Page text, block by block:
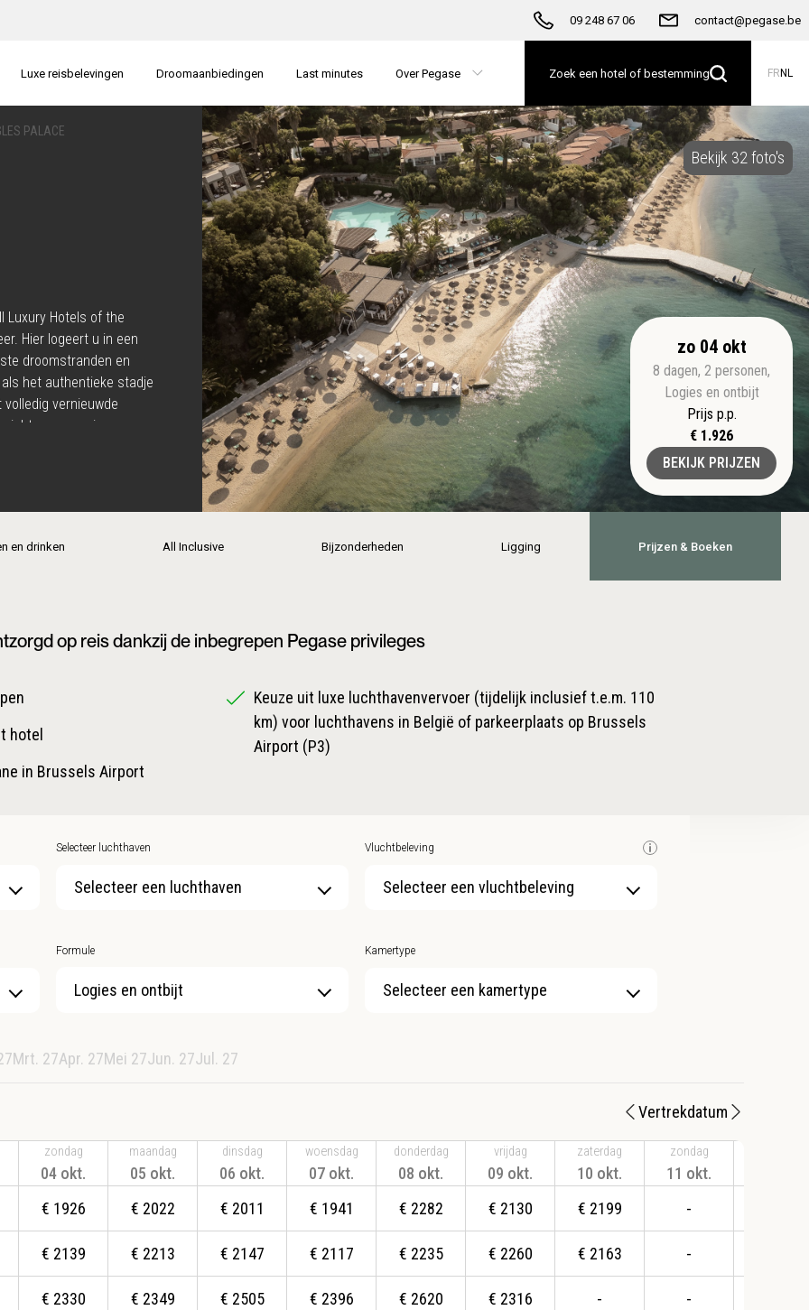
09 248 67 06 contact@pegase.be
Luxe reisbelevingen Droomaanbiedingen Last minutes Over Pegase Zoek een hotel of bestemming FR NL
PALACE
Bekijk 32 foto's
Luxury Hotels of the
Hier logeert u in een
droomstranden en
het authentieke stadje
vernieuwde
en sommige
restaurants,
onbewoonde eilanden.
zo 04 okt
8 dagen, 2 personen,
Logies en ontbijt
Prijs p.p.
€ 1.926
BEKIJK PRIJZEN
en drinken All Inclusive Bijzonderheden Ligging Prijzen & Boeken
op reis dankzij de inbegrepen Pegase privileges
hotel
in Brussels Airport
Keuze uit luxe luchthavenvervoer (tijdelijk inclusief t.e.m. 110
km) voor luchthavens in België of parkeerplaats op Brussels
Airport (P3)
Selecteer luchthaven
Selecteer een luchthaven
Vluchtbeleving
Selecteer een vluchtbeleving
Formule Kamertype
Selecteer een kamertype
Mrt. 27Apr. 27Mei 27Jun. 27Jul. 27
Vertrekdatum
zondag
04 okt.
€ 1926
€ 2139
€ 2330
maandag
05 okt.
€ 2022
€ 2213
€ 2349
dinsdag
06 okt.
€ 2011
€ 2147
€ 2505
woensdag
07 okt.
€ 1941
€ 2117
€ 2396
donderdag
08 okt.
€ 2282
€ 2235
€ 2620
vrijdag
09 okt.
€ 2130
€ 2260
€ 2316
zaterdag
10 okt.
€ 2199
€ 2163
-
zondag
11 okt.
-
-
-